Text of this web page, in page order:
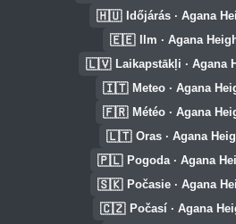
🇭🇺 Időjárás · Agana
🇪🇪 Ilm · Agana
🇱🇻 Laikapstākļi · Agana
🇮🇹 Meteo · Agana
🇫🇷 Météo · Agana
🇱🇹 Oras · Agana
🇵🇱 Pogoda · Agana
🇸🇰 Počasie · Agana
🇨🇿 Počasí · Agana